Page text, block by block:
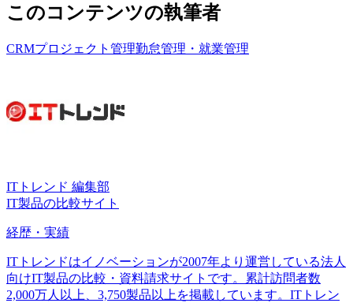
このコンテンツの執筆者
CRMプロジェクト管理勤怠管理・就業管理
ITトレンド 編集部
IT製品の比較サイト
経歴・実績
ITトレンドはイノベーションが2007年より運営している法人
向けIT製品の比較・資料請求サイトです。累計訪問者数
2,000万人以上、3,750製品以上を掲載しています。ITトレン